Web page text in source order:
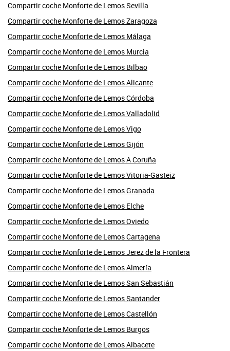
Compartir coche Monforte de Lemos Sevilla
Compartir coche Monforte de Lemos Zaragoza
Compartir coche Monforte de Lemos Málaga
Compartir coche Monforte de Lemos Murcia
Compartir coche Monforte de Lemos Bilbao
Compartir coche Monforte de Lemos Alicante
Compartir coche Monforte de Lemos Córdoba
Compartir coche Monforte de Lemos Valladolid
Compartir coche Monforte de Lemos Vigo
Compartir coche Monforte de Lemos Gijón
Compartir coche Monforte de Lemos A Coruña
Compartir coche Monforte de Lemos Vitoria-Gasteiz
Compartir coche Monforte de Lemos Granada
Compartir coche Monforte de Lemos Elche
Compartir coche Monforte de Lemos Oviedo
Compartir coche Monforte de Lemos Cartagena
Compartir coche Monforte de Lemos Jerez de la Frontera
Compartir coche Monforte de Lemos Almería
Compartir coche Monforte de Lemos San Sebastián
Compartir coche Monforte de Lemos Santander
Compartir coche Monforte de Lemos Castellón
Compartir coche Monforte de Lemos Burgos
Compartir coche Monforte de Lemos Albacete